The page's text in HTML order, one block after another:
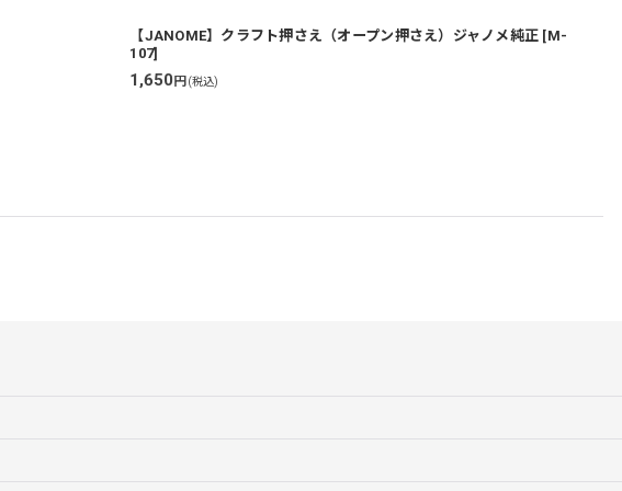
【JANOME】クラフト押さえ（オープン押さえ）ジャノメ純正 [M-
107]
1,650円(税込)